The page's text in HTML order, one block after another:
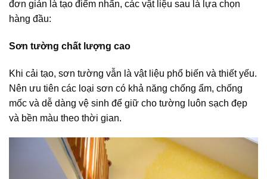
đơn giản là tạo điểm nhấn, các vật liệu sau là lựa chọn
hàng đầu:
Sơn tường chất lượng cao
Khi cải tạo, sơn tường vẫn là vật liệu phổ biến và thiết yếu.
Nên ưu tiên các loại sơn có khả năng chống ẩm, chống
mốc và dễ dàng vệ sinh để giữ cho tường luôn sạch đẹp
và bền màu theo thời gian.